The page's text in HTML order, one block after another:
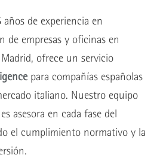
de experiencia en
de empresas y oficinas en
ofrece un servicio
para compañías españolas
italiano. Nuestro equipo
asesora en cada fase del
el cumplimiento normativo y la